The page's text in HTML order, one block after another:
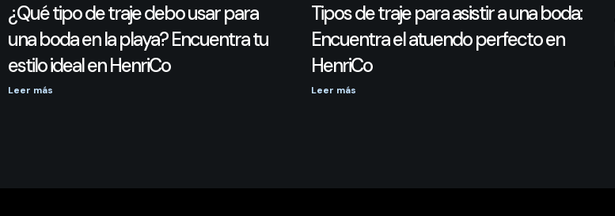
¿Qué tipo de traje debo usar para
una boda en la playa? Encuentra tu
estilo ideal en HenriCo
Leer más
Tipos de traje para asistir a una boda:
Encuentra el atuendo perfecto en
HenriCo
Leer más